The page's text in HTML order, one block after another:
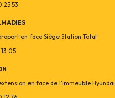
25 53
en face Siège Station Total
13 05
en face de l'immeuble Hyundai